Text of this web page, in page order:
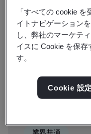
を構成する場所を
ると、資格の選
研修
資格
1-6 / 6 件の検索結果を
業界共通
「すべての cookie
イトナビゲーション
し、弊社のマーケテ
イスに Cookie を保
す。
Cookie 設定